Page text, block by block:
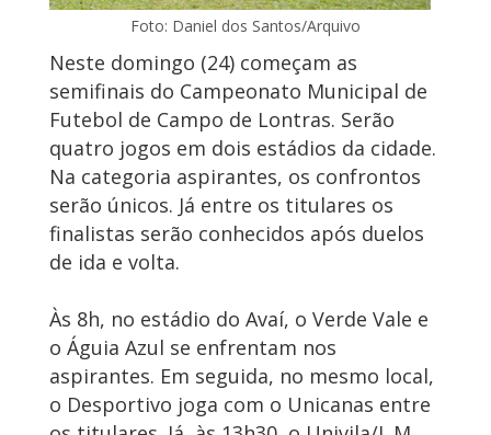
Foto: Daniel dos Santos/Arquivo
Neste domingo (24) começam as
semifinais do Campeonato Municipal de
Futebol de Campo de Lontras. Serão
quatro jogos em dois estádios da cidade.
Na categoria aspirantes, os confrontos
serão únicos. Já entre os titulares os
finalistas serão conhecidos após duelos
de ida e volta.
Às 8h, no estádio do Avaí, o Verde Vale e
o Águia Azul se enfrentam nos
aspirantes. Em seguida, no mesmo local,
o Desportivo joga com o Unicanas entre